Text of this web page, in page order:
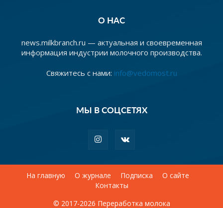
О НАС
news.milkbranch.ru — актуальная и своевременная
информация индустрии молочного производства.
Свяжитесь с нами: info@vedomost.ru
МЫ В СОЦСЕТЯХ
На главную О журнале Подписка
О сайте
Контакты
© 2017-2026 Переработка молока